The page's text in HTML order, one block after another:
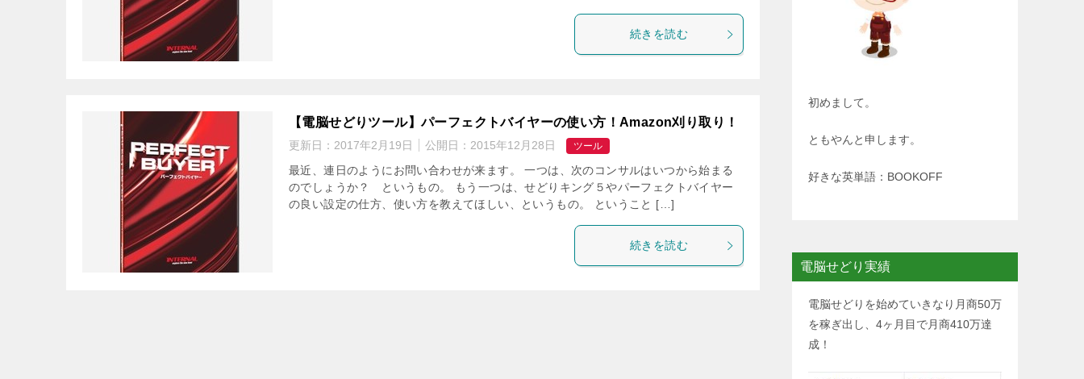
続きを読む
【電脳せどりツール】パーフェクトバイヤーの使い方！Amazon刈り取り！
更新日： 2017年2月19日 公開日： 2015年12月28日 ツール
最近、連日のようにお問い合わせが来ます。 一つは、次のコンサルはいつから始まる
のでしょうか？ というもの。 もう一つは、せどりキング５やパーフェクトバイヤー
の良い設定の仕方、使い方を教えてほしい、というもの。 ということ […]
続きを読む
初めまして。
ともやんと申します。
好きな英単語：BOOKOFF
電脳せどり実績
電脳せどりを始めていきなり月商50万
を稼ぎ出し、4ヶ月目で月商410万達
成！